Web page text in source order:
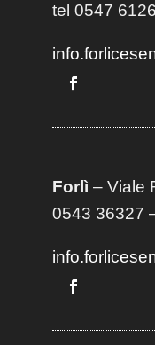
tel 0547
Forlì – Viale
0543 36327